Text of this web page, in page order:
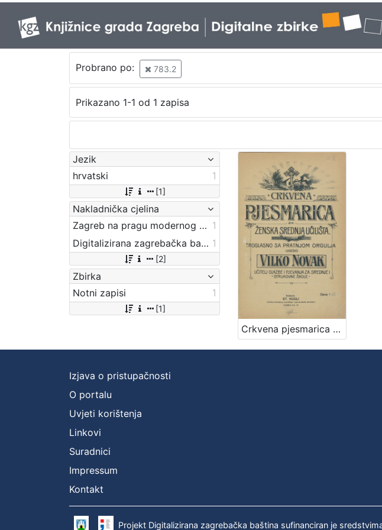
Probrano po: 783.2
Prikazano 1-1 od 1 zapisa
Jezik
hrvatski
1
[1]
Nakladnička cjelina
Zagreb na pragu modernog doba 1
Digitalizirana zagrebačka baština 1
[2]
Zbirka
Notni zapisi
1
[1]
Crkvena pjesmarica za ženska srednja učilišta : troglasno sa pratnjom orgulja / udesio Vilko Novak
Izjava o pristupačnosti
O portalu
Uvjeti korištenja
Linkovi
Suradnici
Impressum
Kontakt
Projekt Digitalizirana zagrebačka baština sufinanciran je